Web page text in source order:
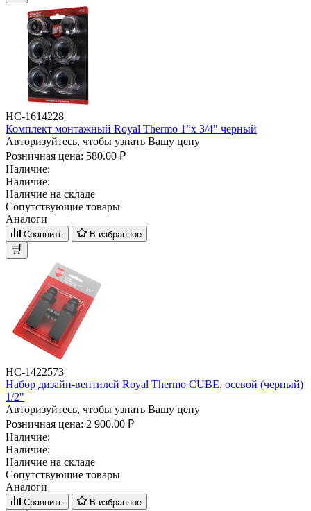
НС-1614228
Комплект монтажный Royal Thermo 1”х 3/4" черный
Авторизуйтесь, чтобы узнать Вашу цену
Розничная цена: 580.00 ₽
Наличие:
Наличие:
Наличие на складе
Сопутствующие товары
Аналоги
Сравнить В избранное
НС-1422573
Набор дизайн-вентилей Royal Thermo CUBE, осевой (черный)
1/2"
Авторизуйтесь, чтобы узнать Вашу цену
Розничная цена: 2 900.00 ₽
Наличие:
Наличие:
Наличие на складе
Сопутствующие товары
Аналоги
Сравнить В избранное